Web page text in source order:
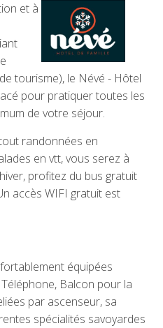
et à
tourisme), le Névé - Hôtel
pour pratiquer toutes les
de votre séjour.
randonnées en
en vtt, vous serez à
profitez du bus gratuit
accès WIFI gratuit est
équipées
Balcon pour la
par ascenseur, sa
spécialités savoyardes